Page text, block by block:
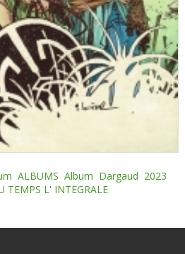
ALBUMS Album Dargaud 2023
TEMPS L' INTEGRALE